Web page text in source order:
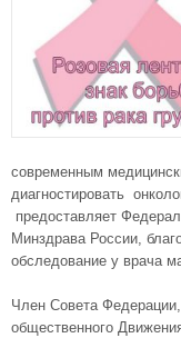
современным
диагностировать
предоставляет
Минздрава России,
обследование у врача
Член Совета
общественного